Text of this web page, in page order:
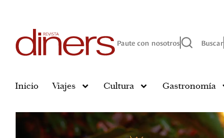
Paute con nosotros Buscar
Inicio Viajes Cultura Gastronomía